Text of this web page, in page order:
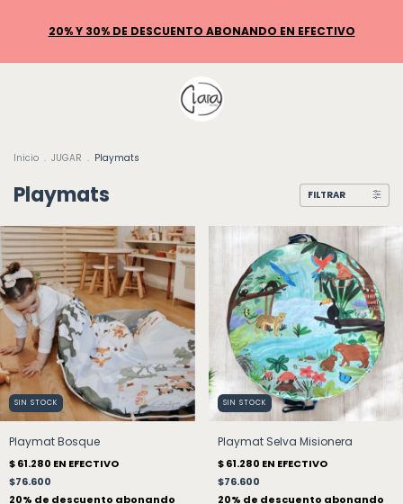
Inicio . JUGAR . Playmats
Playmats FILTRAR
SIN STOCK
Playmat Bosque
$76.600
SIN STOCK
Playmat Selva Misionera
$76.600